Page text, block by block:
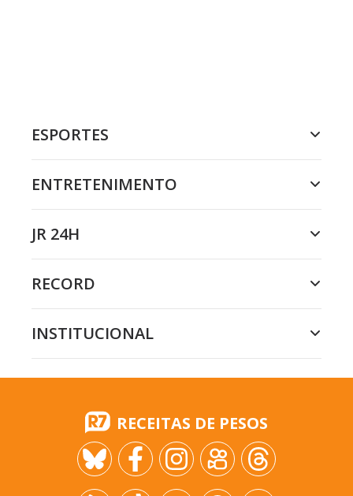
ESPORTES
ENTRETENIMENTO
JR 24H
RECORD
INSTITUCIONAL
RECEITAS DE PESOS